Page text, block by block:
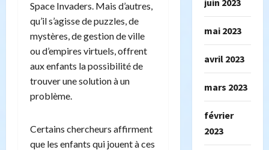
Space Invaders. Mais d’autres,
qu’il s’agisse de puzzles, de
mystères, de gestion de ville
ou d’empires virtuels, offrent
aux enfants la possibilité de
trouver une solution à un
problème.
Certains chercheurs affirment
que les enfants qui jouent à ces
juin 2023
mai 2023
avril 2023
mars 2023
février
2023